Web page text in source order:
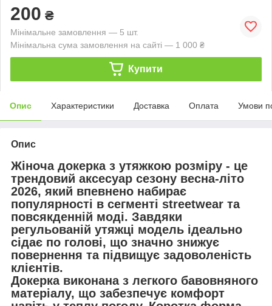
200 ₴
Мінімальне замовлення — 5 шт.
Мінімальна сума замовлення на сайті — 1 000 ₴
Купити
Опис Характеристики Доставка Оплата Умови
Опис
Жіноча докерка з утяжкою розміру - це
трендовий аксесуар сезону весна-літо
2026, який впевнено набирає
популярності в сегменті streetwear та
повсякденній моді. Завдяки
регульованій утяжці модель ідеально
сідає по голові, що значно знижує
повернення та підвищує задоволеність
клієнтів.
Докерка виконана з легкого бавовняного
матеріалу, що забезпечує комфорт